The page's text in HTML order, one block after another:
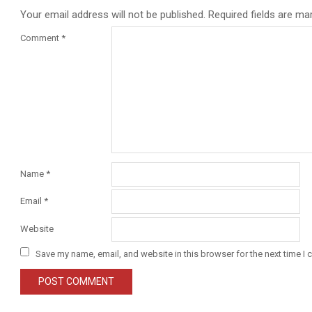
Your email address will not be published. Required fields are
Comment *
Name *
Email *
Website
Save my name, email, and website in this browser for the next time I